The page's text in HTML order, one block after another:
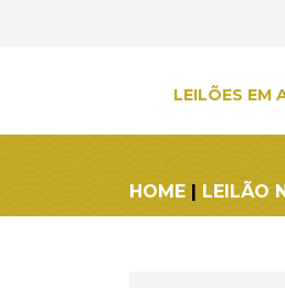
LEILÕES EM
HOME | LEILÃO